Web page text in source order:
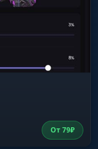
От79₽